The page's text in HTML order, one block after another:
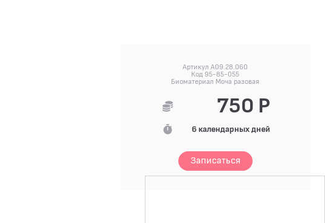
Артикул A09.28.060
Код 95-85-055
Биоматериал Моча разовая
750 Р
6 календарных дней
Записаться